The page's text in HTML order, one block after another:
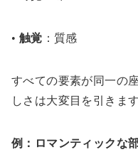
• 触覚 ：質感
すべての要素が同一の
しさは大変目を引きます
例：ロマンティックな